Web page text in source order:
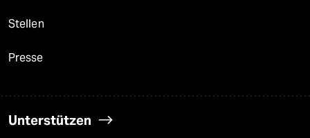
Stellen
Presse
Unterstützen